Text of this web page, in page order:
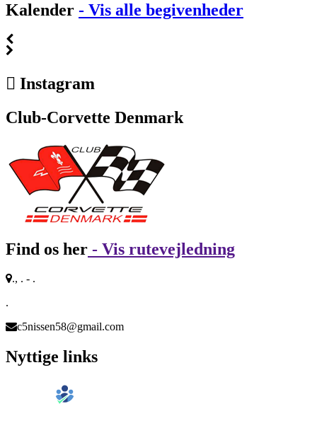
Kalender - Vis alle begivenheder
Instagram
Club-Corvette Denmark
Find os her - Vis rutevejledning
., . - .
.
c5nissen58@gmail.com
Nyttige links